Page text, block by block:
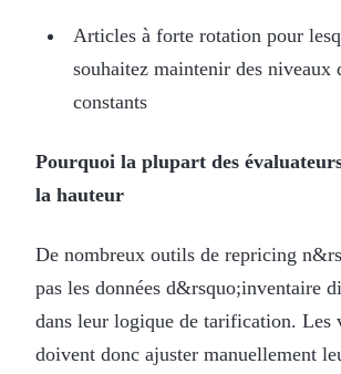
Articles à forte rotation pour
souhaitez maintenir des niveaux
constants
Pourquoi la plupart des
la hauteur
De nombreux outils de repricing
pas les données d&rsquo;inventaire
dans leur logique de tarification. Les
doivent donc ajuster manuellement